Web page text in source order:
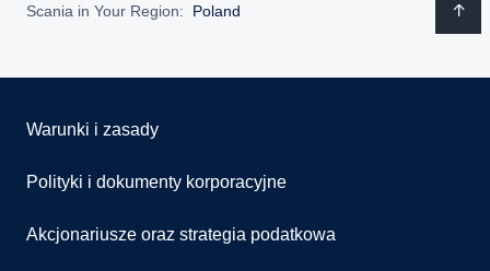
Scania in Your Region: Poland
Warunki i zasady
Polityki i dokumenty korporacyjne
Akcjonariusze oraz strategia podatkowa